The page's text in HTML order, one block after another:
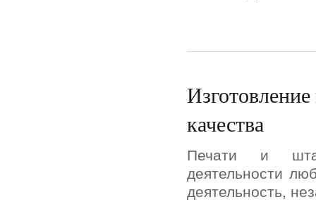
качества
Печати и
деятельности
деятельность,